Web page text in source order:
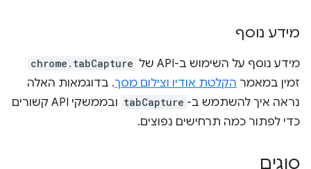
מידע נוסף
מידע נוסף על השימוש ב-API של chrome.tabCapture
זמין במאמר הקלטת אודיו וצילום מסך. בדוגמאות האלה
נראה איך להשתמש ב- tabCapture
ובממשקי API קשורים
כדי לפתור כמה תרחישים נפוצים.
סוגים